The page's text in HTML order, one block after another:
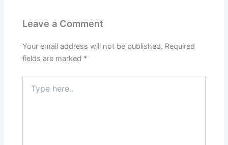
Leave a Comment
Your email address will not be published. Required
fields are marked *
here..